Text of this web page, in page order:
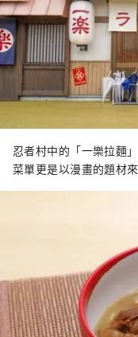
忍者村中的「一樂拉麵
菜單更是以漫畫的題材